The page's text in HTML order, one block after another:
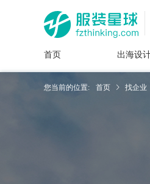
首页 出海设
面料
插画
服装
您当前的位置: 首页 找企业